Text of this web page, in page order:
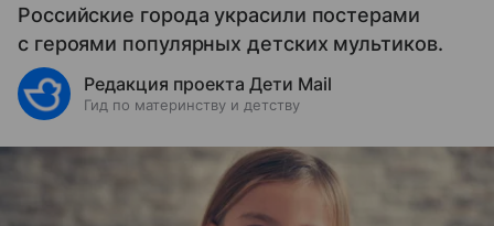
Российские города украсили постерами
с героями популярных детских мультиков.
Редакция проекта Дети Mail
Гид по материнству и детству